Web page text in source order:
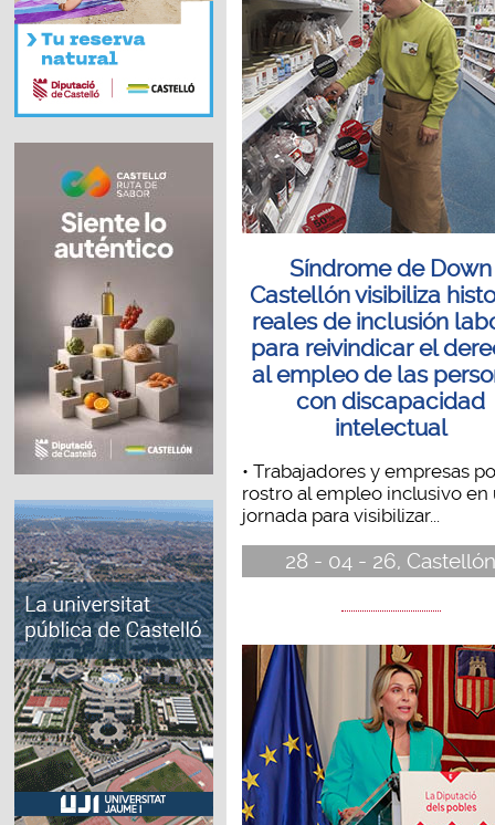
Síndrome de Down
Castellón visibiliza
reales de inclusión
para reivindicar el
al empleo de las
con discapacidad
intelectual
• Trabajadores y empresas
rostro al empleo inclusivo en
jornada para visibilizar...
28 - 04 - 26,